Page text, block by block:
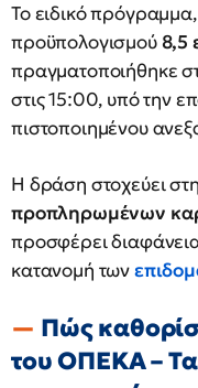
Το ειδικό
προϋπολογισμού8,5
πραγματοποιήθηκε
στις 15:00, υπό την
πιστοποιημένου
Η δράση στοχεύει
προπληρωμένων
προσφέρει
κατανομή των
Πώς
του ΟΠΕΚΑ – Τα